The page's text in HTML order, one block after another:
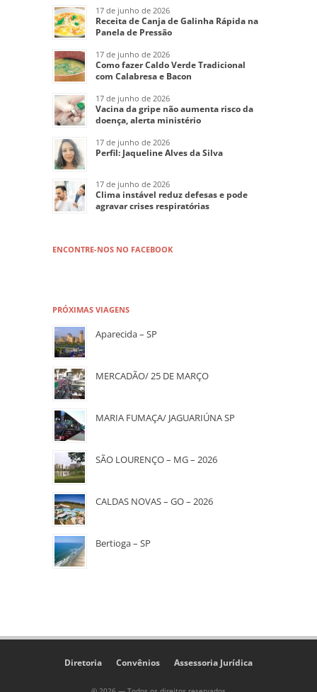
17 de junho de 2026
Receita de Canja de Galinha Rápida na
Panela de Pressão
17 de junho de 2026
Como fazer Caldo Verde Tradicional
com Calabresa e Bacon
17 de junho de 2026
Vacina da gripe não aumenta risco da
doença, alerta ministério
17 de junho de 2026
Perfil: Jaqueline Alves da Silva
17 de junho de 2026
Clima instável reduz defesas e pode
agravar crises respiratórias
ENCONTRE-NOS NO FACEBOOK
PRÓXIMAS VIAGENS
Aparecida – SP
MERCADÃO/ 25 DE MARÇO
MARIA FUMAÇA/ JAGUARIÚNA SP
SÃO LOURENÇO – MG – 2026
CALDAS NOVAS – GO – 2026
Bertioga – SP
Diretoria Convênios Assessoria Jurídica